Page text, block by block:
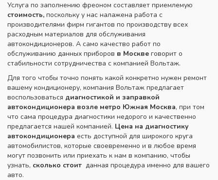
Услуга по заполнению фреоном составляет приемлемую
стоимость, поскольку у нас налажена работа с
производителями фирм гигантов по производству всех
расходным материалов для обслуживания
автокондиционеров. А само качество работ по
обслуживанию данных приборов в Москве говорит о
стабильности сотрудничества с компанией Вольтаж.
Для того чтобы точно понять какой конкретно нужен ремонт
вашему кондиционеру, компания Вольтаж предлагает
воспользоваться диагностикой и заправкой
автокондиционера возле метро Южная Москва, при том
что сама процедура диагностики недорого и качественно
предлагается нашей компанией. Цена на диагностику
автокондиционера есть доступной для широкого круга
автомобилистов, которые своевременно и в любое время
могут позвонить или приехать к нам в компанию, чтобы
узнать, сколько стоит данная процедура именно для вашего
авто.